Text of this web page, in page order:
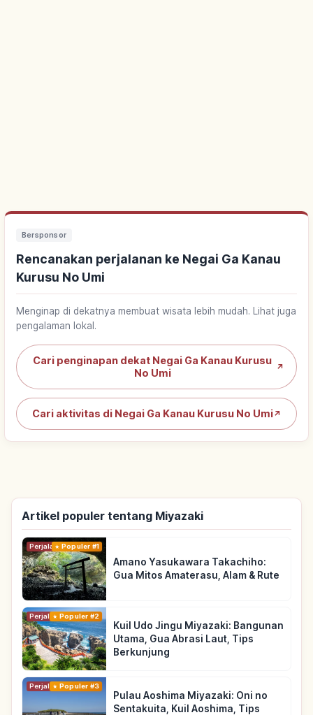
Bersponsor
Rencanakan perjalanan ke Negai Ga Kanau
Kurusu No Umi
Menginap di dekatnya membuat wisata lebih mudah. Lihat juga
pengalaman lokal.
Cari penginapan dekat Negai Ga Kanau Kurusu
No Umi
↗
Cari aktivitas di Negai Ga Kanau Kurusu No Umi↗
Artikel populer tentang Miyazaki
PerjalananPopuler #1
Amano Yasukawara Takachiho:
Gua Mitos Amaterasu, Alam & Rute
PerjalananPopuler #2
Kuil Udo Jingu Miyazaki: Bangunan
Utama, Gua Abrasi Laut, Tips
Berkunjung
PerjalananPopuler #3
Pulau Aoshima Miyazaki: Oni no
Sentakuita, Kuil Aoshima, Tips